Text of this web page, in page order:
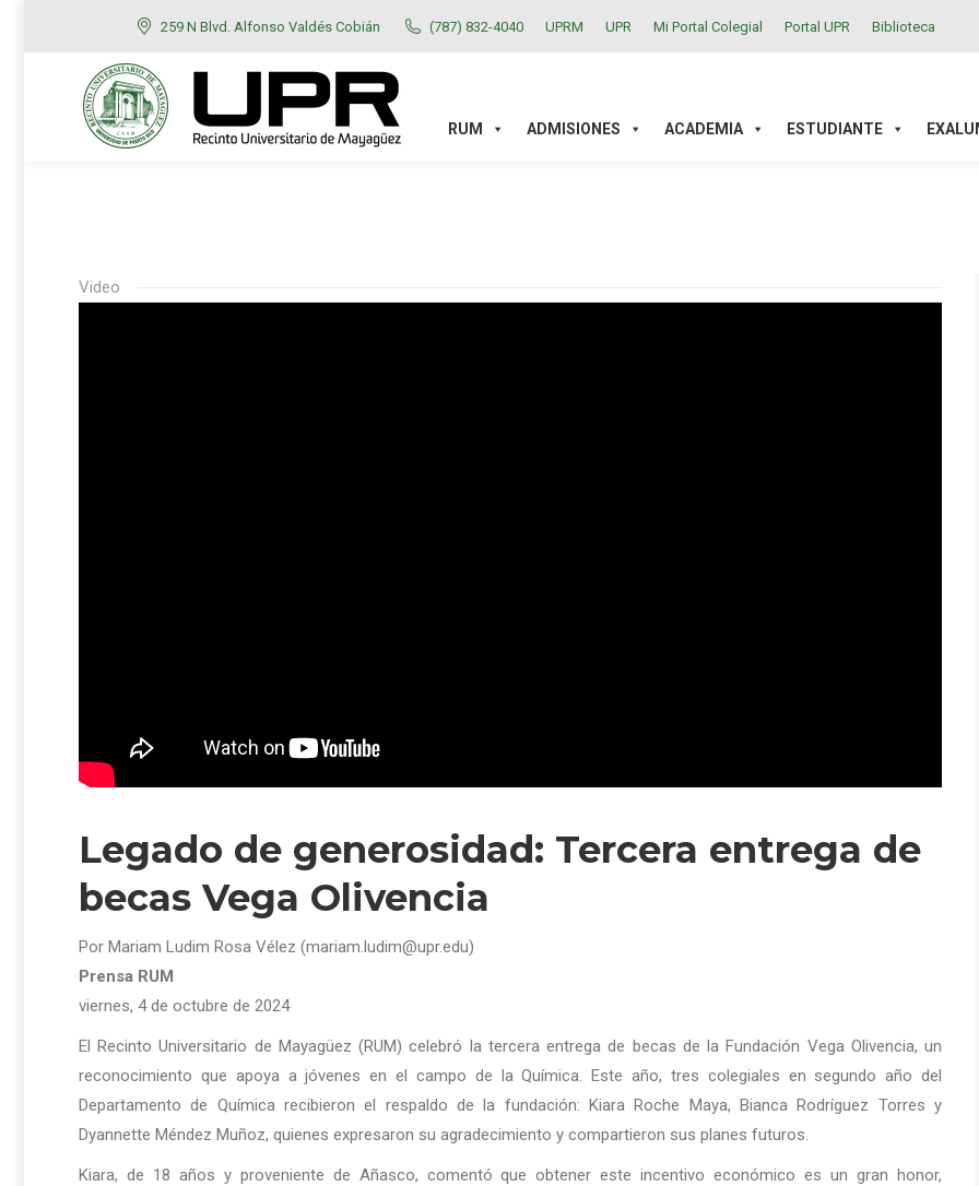
259 N Blvd. Alfonso Valdés Cobián (787) 832-4040 UPRM UPR Mi Portal Colegial Portal UPR Biblioteca
RUM ADMISIONES ACADEMIA ESTUDIANTE
Video
Legado de generosidad: Tercera entrega de
becas Vega Olivencia
Por Mariam Ludim Rosa Vélez (mariam.ludim@upr.edu)
Prensa RUM
viernes, 4 de octubre de 2024
El Recinto Universitario de Mayagüez (RUM) celebró la tercera entrega de becas de la Fundación Vega Olivencia, un
reconocimiento que apoya a jóvenes en el campo de la Química. Este año, tres colegiales en segundo año del
Departamento de Química recibieron el respaldo de la fundación: Kiara Roche Maya, Bianca Rodríguez Torres y
Dyannette Méndez Muñoz, quienes expresaron su agradecimiento y compartieron sus planes futuros.
Kiara, de 18 años y proveniente de Añasco, comentó que obtener este incentivo económico es un gran honor,
RUM ADMISIONES